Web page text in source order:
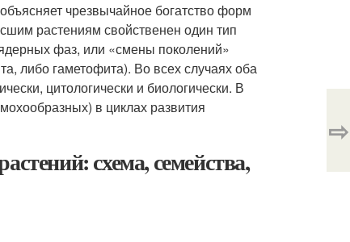
чрезвычайное богатство форм
растениям свойственен один тип
фаз, или «смены поколений»
либо гаметофита). Во всех случаях оба
цитологически и биологически. В
в циклах развития
схема, семейства,
⇨